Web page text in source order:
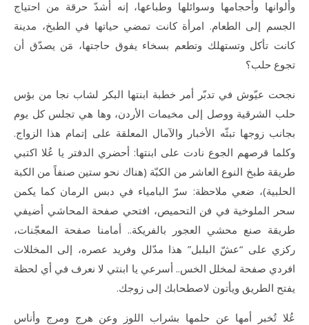
وألوانها وأحجامها وسوائلها وطباعها، إنه أشدّ حرقة من احتياج
الجسم إلى الطعام. امرأة كانت تمضي حياتها في الطبخ، مدينة
كانت تأكل وتستهلك وتطعم بسخاء يفوق حاجتها، مَن يصدّق أن
تجوع حلب؟
نجحت عيّوش في تدبّر أمر خطبة ابنتها البكر لشاب نجا من بؤس
حلب الشرقية ووصل إلى مخيمات الأردن، وها هي تجلس كل يوم
بجانب زوجها تبثّه الأخبار والآمال المعلقة على إتمام هذا الزواج.
وكلما قرصهم الجوع نادت على ابنتها: أحضري الدفتر يا عُلا اكتبي
طريقة طبخ النوع العاشر من الكبّة (هناك نحو ستين صنفاً من الكبة
الحلبية)، ضعي ملاحظة: سرّ البامياء في دبس الرمان كما يكمن
سحر الملوخية في فن التحميص، افتحي صفحة المحاشي أضيفي
طريقة صنع محشي العجور بالفريكة.. أمامنا صفحة المعجّنات،
ركزي على “عشّ البلبل” هذا مدّلل وفريد عصره، إلى المخللات
افردي صفحة لمخلل الخس.. أسرعي يا ابنتي لا نعرف في أي لحظة
يفتح الطريق ويأتون لاصطحابك إلى زوجك.
عُلا تُخبر أمها عن حلمها بشراب اللوز وعن هرج ومرج وأناس